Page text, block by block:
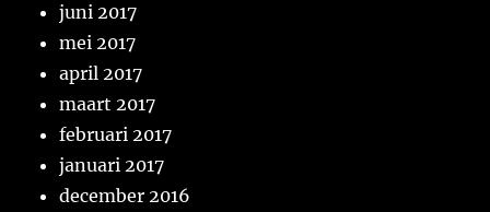
juni 2017
mei 2017
april 2017
maart 2017
februari 2017
januari 2017
december 2016